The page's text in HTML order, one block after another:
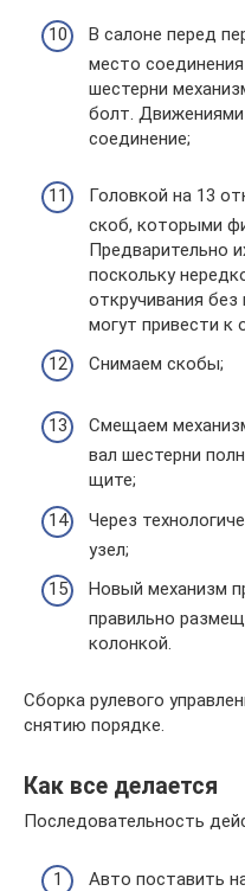
В салоне перед
место
шестерни
болт. Движениями
соединение;
Головкой на 13
скоб, которыми
Предварительно
поскольку
откручивания
могут привести к
Снимаем скобы;
Смещаем
вал шестерни
щите;
Через
узел;
Новый механизм
правильно
колонкой.
Сборка рулевого
снятию порядке.
Как все делается
Последовательность
Авто поставить